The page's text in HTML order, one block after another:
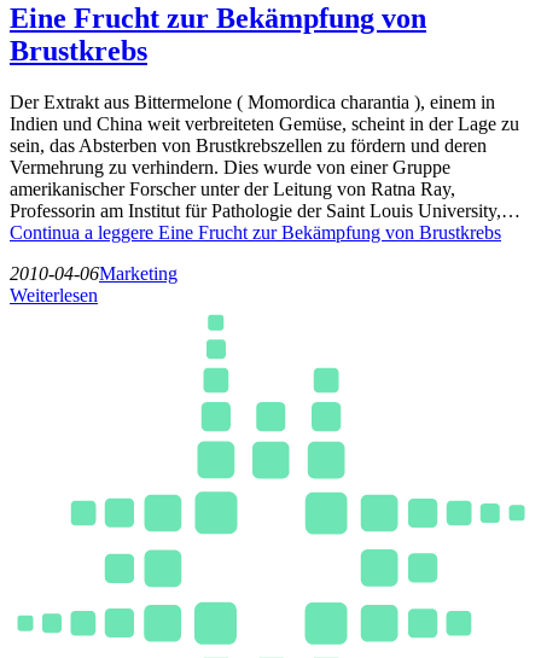
Eine Frucht zur Bekämpfung von
Brustkrebs
Der Extrakt aus Bittermelone ( Momordica charantia ), einem in
Indien und China weit verbreiteten Gemüse, scheint in der Lage zu
sein, das Absterben von Brustkrebszellen zu fördern und deren
Vermehrung zu verhindern. Dies wurde von einer Gruppe
amerikanischer Forscher unter der Leitung von Ratna Ray,
Professorin am Institut für Pathologie der Saint Louis University,…
Continua a leggere Eine Frucht zur Bekämpfung von Brustkrebs
2010-04-06Marketing
Weiterlesen